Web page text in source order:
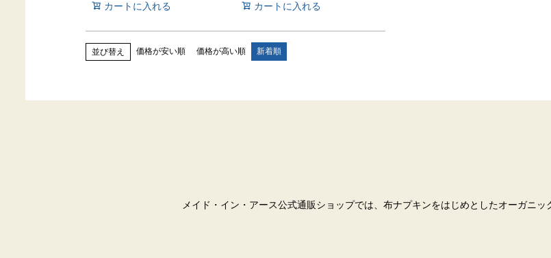
カートに入れる カートに入れる
並び替え 価格が安い順 価格が高い順 新着順
メイド・イン・アース公式通販ショップでは、布ナプキンをはじめとしたオーガニッ